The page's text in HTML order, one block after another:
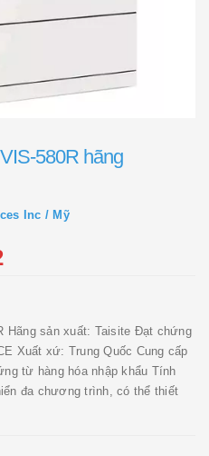
580R hãng
Inc / Mỹ
Hãng sản xuất: Taisite Đạt chứng
Xuất xứ: Trung Quốc Cung cấp
từ hàng hóa nhập khẩu Tính
đa chương trình, có thể thiết